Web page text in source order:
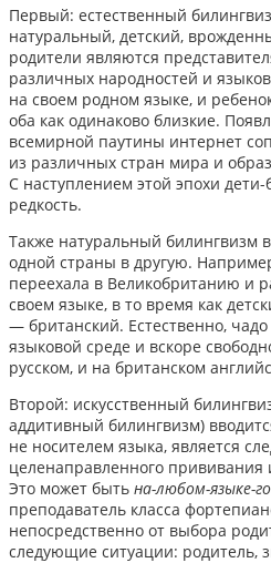
Первый: естественный
натуральный, детский,
родители являются
различных народностей и
на своем родном языке, и
оба как одинаково близкие.
всемирной паутины интернет
из различных стран мира и
С наступлением этой эпохи
редкость.
Также натуральный билингвизм
одной страны в другую.
переехала в Великобританию и
своем языке, в то время как
— британский. Естественно,
языковой среде и вскоре
русском, и на британском
Второй: искусственный
аддитивный билингвизм)
не носителем языка, является
целенаправленного прививания
Это может быть на-любом-языке-
преподаватель класса
непосредственно от выбора
следующие ситуации: родитель,